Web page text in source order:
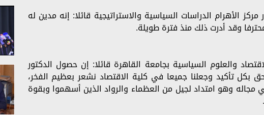
الأهرام الدراسات السياسية والاستراتيجية قائلا: إنه مدين له
وقد أدرت ذلك منذ فترة طويلة.
والعلوم السياسية بجامعة القاهرة قائلا: إن حصول الدكتور
تأكيد وجعلنا جميعا في كلية الاقتصاد نشعر بعظيم الفخر،
مجاله وهو امتداد لجيل من العظماء والرواد الذين أسهموا وبقوة